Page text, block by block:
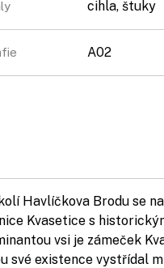
cihla, štuky
A02
Havlíčkova Brodu se
Kvasetice s
vsi je zámeček
své existence vystřídal